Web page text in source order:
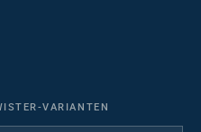
VARIANTEN